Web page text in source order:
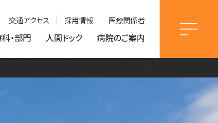
交通アクセス 採用情報 医療関係者
・部門 人間ドック 病院のご案内